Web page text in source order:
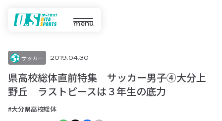
menu
サッカー 2019.04.30
県高校総体直前特集 サッカー男子④大分上
野丘 ラストピースは３年生の底力
#大分県高校総体